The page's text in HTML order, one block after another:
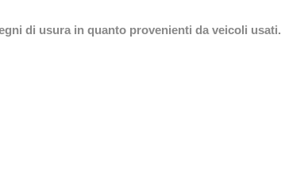
di usura in quanto provenienti da veicoli usati.